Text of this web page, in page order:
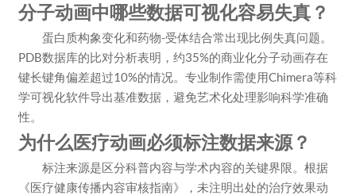
分子动画中哪些数据可视化容易失真？
蛋白质构象变化和药物-受体结合常出现比例失真问题。
PDB数据库的比对分析表明，约35%的商业化分子动画存在
键长键角偏差超过10%的情况。专业制作需使用Chimera等科
学可视化软件导出基准数据，避免艺术化处理影响科学准确
性。
为什么医疗动画必须标注数据来源？
标注来源是区分科普内容与学术内容的关键界限。根据
《医疗健康传播内容审核指南》，未注明出处的治疗效果动